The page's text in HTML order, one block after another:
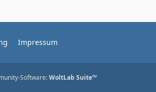
Impressum
Software:WoltLab Suite™